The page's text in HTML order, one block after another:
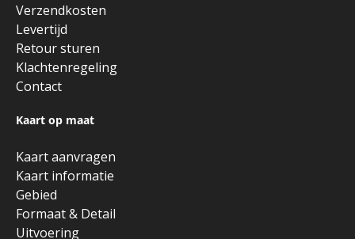
Verzendkosten
Levertijd
Retour sturen
Klachtenregeling
Contact
Kaart op maat
Kaart aanvragen
Kaart informatie
Gebied
Formaat & Detail
Uitvoering